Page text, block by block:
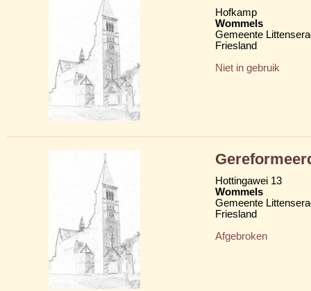
Hofkamp
Wommels
Gemeente
Friesland
Niet in gebruik
Hottingawei 13
Wommels
Gemeente
Friesland
Afgebroken